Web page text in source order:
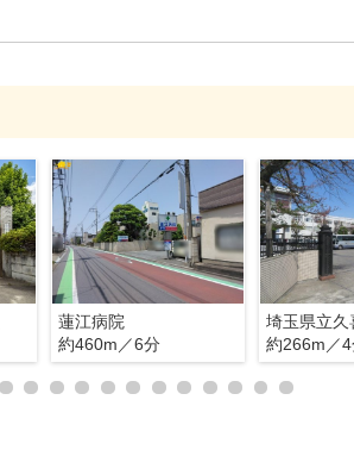
蓮江病院
約460m／6分
埼玉県立久
約266m／